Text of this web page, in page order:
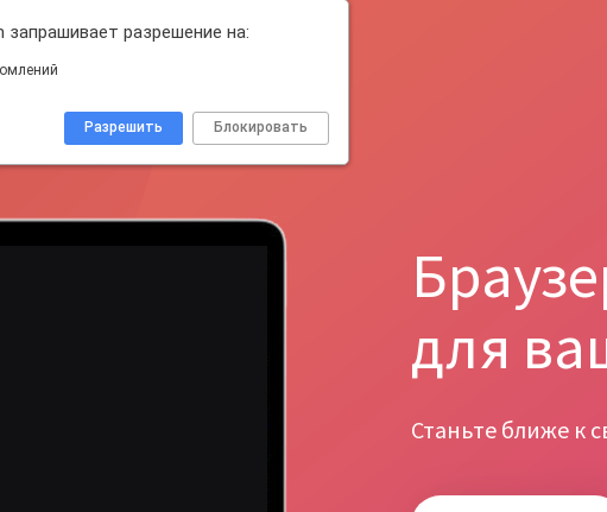
для
Станьте ближе к
запрашивает разрешение на:
Блокировать
Разрешить